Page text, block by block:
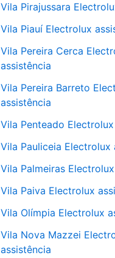
Vila Pirajussara
Vila Piauí Electrolux
Vila Pereira Cerca
assistência
Vila Pereira Barreto
assistência
Vila Penteado
Vila Pauliceia Electrolux
Vila Palmeiras
Vila Paiva Electrolux
Vila Olímpia Electrolux
Vila Nova Mazzei
assistência